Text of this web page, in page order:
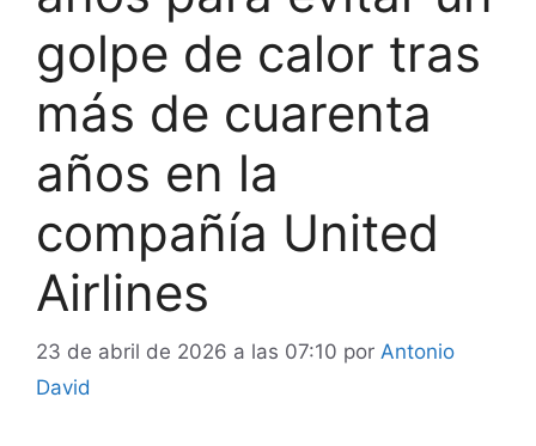
golpe de calor tras
más de cuarenta
años en la
compañía United
Airlines
23 de abril de 2026 a las 07:10 por Antonio
David